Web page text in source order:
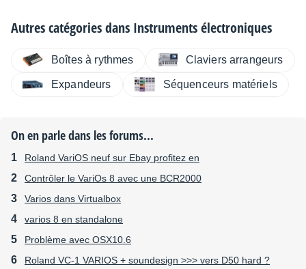
Autres catégories dans Instruments électroniques
Boîtes à rythmes Claviers arrangeurs
Expandeurs Séquenceurs matériels
On en parle dans les forums...
Roland VariOS neuf sur Ebay profitez en
Contrôler le VariOs 8 avec une BCR2000
Varios dans Virtualbox
varios 8 en standalone
Problème avec OSX10.6
Roland VC-1 VARIOS + soundesign >>> vers D50 hard ?